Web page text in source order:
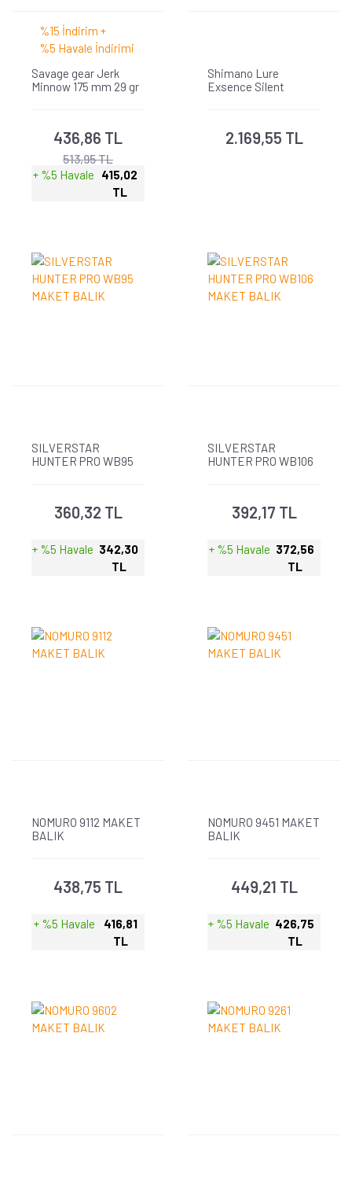
%15 İndirim +
%5 Havale İndirimi
Savage gear Jerk
Minnow 175 mm 29 gr
436,86 TL
513,95 TL
+ %5 Havale
415,02
TL
Shimano Lure
Exsence Silent
2.169,55 TL
SILVERSTAR
HUNTER PRO WB95
360,32 TL
+ %5 Havale 342,30
TL
SILVERSTAR
HUNTER PRO WB106
392,17 TL
+ %5 Havale 372,56
TL
NOMURO 9112 MAKET
BALIK
438,75 TL
+ %5 Havale
416,81
TL
NOMURO 9451 MAKET
BALIK
449,21 TL
+ %5 Havale 426,75
TL